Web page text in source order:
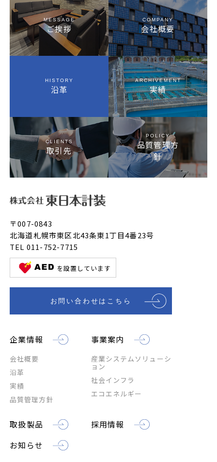
MESSAGE
ご挨拶
COMPANY
会社概要
HISTORY
沿革
ARCHIVEMENT
実績
CLIENTS
取引先
POLICY
品質管理方
針
〒007-0843
北海道札幌市東区北43条東1丁目4番23号
TEL 011-752-7715
を設置しています
お問い合わせはこちら
企業情報
会社概要
沿革
実績
品質管理方針
事業案内
産業システムソリューシ
ョン
社会インフラ
エコエネルギー
取扱製品
採用情報
お知らせ